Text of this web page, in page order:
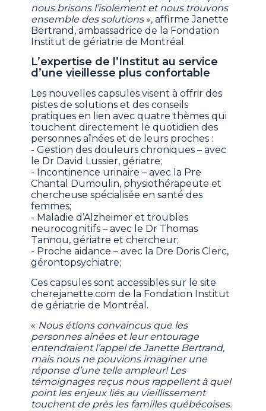
nous brisons l’isolement et nous trouvons
ensemble des solutions», affirme Janette
Bertrand, ambassadrice de la Fondation
Institut de gériatrie de Montréal.
L’expertise de l’Institut au service
d’une vieillesse plus confortable
Les nouvelles capsules visent à offrir des
pistes de solutions et des conseils
pratiques en lien avec quatre thèmes qui
touchent directement le quotidien des
personnes aînées et de leurs proches :
- Gestion des douleurs chroniques – avec
le Dr David Lussier, gériatre;
- Incontinence urinaire – avec la Pre
Chantal Dumoulin, physiothérapeute et
chercheuse spécialisée en santé des
femmes;
- Maladie d’Alzheimer et troubles
neurocognitifs – avec le Dr Thomas
Tannou, gériatre et chercheur;
- Proche aidance – avec la Dre Doris Clerc,
gérontopsychiatre;
Ces capsules sont accessibles sur le site
cherejanette.com de la Fondation Institut
de gériatrie de Montréal.
« Nous étions convaincus que les
personnes aînées et leur entourage
entendraient l’appel de Janette Bertrand,
mais nous ne pouvions imaginer une
réponse d’une telle ampleur! Les
témoignages reçus nous rappellent à quel
point les enjeux liés au vieillissement
touchent de près les familles québécoises.